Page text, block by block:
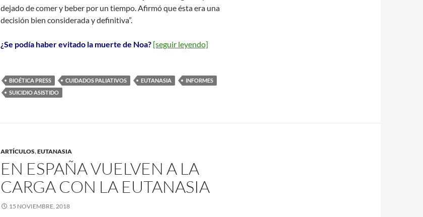
dejado de comer y beber por un tiempo. Afirmó que ésta era una
decisión bien considerada y definitiva”.
¿Se podía haber evitado la muerte de Noa? [seguir leyendo]
BIOÉTICA PRESS CUIDADOS PALIATIVOS EUTANASIA
INFORMES
SUICIDIO ASISTIDO
ARTÍCULOS,EUTANASIA
EN ESPAÑA VUELVEN A LA
CARGA CON LA EUTANASIA
15 NOVIEMBRE, 2018